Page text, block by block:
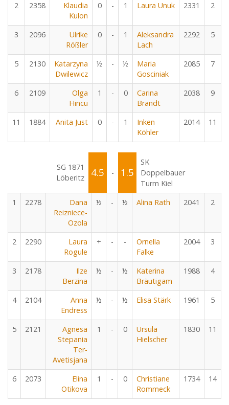
2 2358
Klaudia
Kulon
0 - 1 Laura Unuk 2331 2
3 2096
Ulrike
Rößler
0 - 1
Aleksandra
Lach
2292 5
5 2130
Katarzyna
Dwilewicz
½ - ½
Maria
Gosciniak
2085 7
6 2109
Olga
Hincu
1 - 0
Carina
Brandt
2038 9
11 1884 Anita Just 0 - 1
Inken
Köhler
2014 11
SG 1871
Löberitz
4.5 - 1.5
SK
Doppelbauer
Turm Kiel
1
2278
Dana
Reizniece-
Ozola
½ - ½ Alina Rath 2041 2
2 2290
Laura
Rogule
+ - -
Ornella
Falke
2004 3
3 2178
Ilze
Berzina
½ - ½
Katerina
Bräutigam
1988 4
4 2104
Anna
Endress
½ - ½ Elisa Stärk 1961 5
5 2121
Agnesa
Stepania
Ter-
Avetisjana
1 - 0
Ursula
Hielscher
1830 11
6 2073
Elina
Otikova
1 - 0
Christiane
Rommeck
1734 14